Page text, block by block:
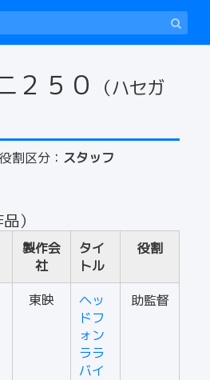
２５０
（ハセガ
役割区分： スタッフ
）
製作会
社
タイ
トル
役割
東映
ヘッ
ドフ
ォン
ララ
バイ
助監督